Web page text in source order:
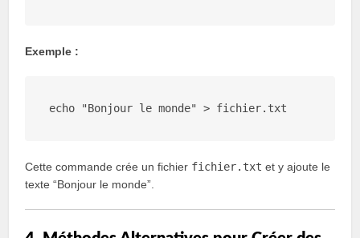
Exemple :
echo "Bonjour le monde"
Cette commande crée un fichier fichier.txt et y ajoute le
texte “Bonjour le monde”.